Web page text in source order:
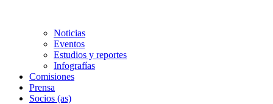
Noticias
Eventos
Estudios y reportes
Infografías
Comisiones
Prensa
Socios (as)